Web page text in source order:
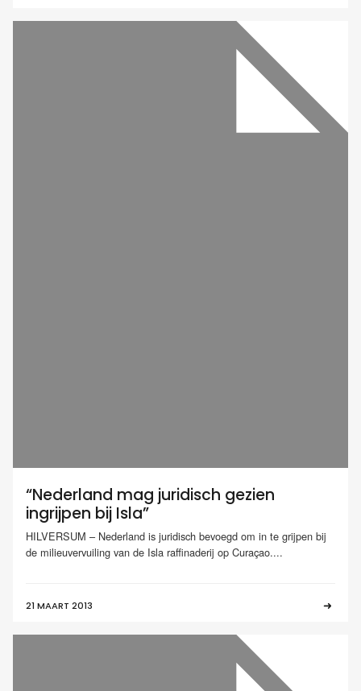
“Nederland mag juridisch gezien
ingrijpen bij Isla”
HILVERSUM – Nederland is juridisch bevoegd om in te grijpen bij
de milieuvervuiling van de Isla raffinaderij op Curaçao....
21 MAART 2013